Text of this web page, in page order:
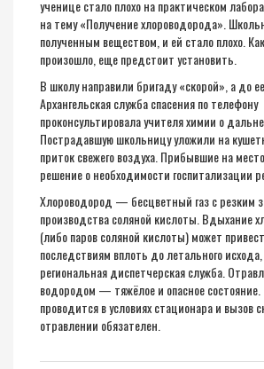
ученице стало плохо на практическом
на тему «Получение хлороводорода».
полученным веществом, и ей стало плохо.
произошло, еще предстоит установить.
В школу направили бригаду «скорой», а до
Архангельская служба спасения по телефону
проконсультировала учителя химии о
Пострадавшую школьницу уложили на
приток свежего воздуха. Прибывшие на
решение о необходимости госпитализации
Хлороводород — бесцветный газ с резким
производства соляной кислоты. Вдыхание
(либо паров соляной кислоты) может
последствиям вплоть до летального
региональная диспетчерская служба.
водородом — тяжёлое и опасное состояние.
проводится в условиях стационара и вызов
отравлении обязателен.